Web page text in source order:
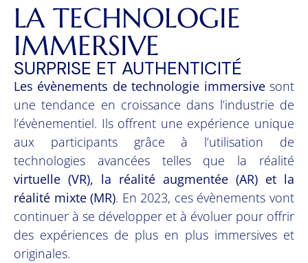
LA TECHNOLOGIE
IMMERSIVE
SURPRISE ET AUTHENTICITÉ
Les évènements de technologie immersivesont
une tendance en croissance dans l’industrie de
l’évènementiel. Ils offrent une expérience unique
aux participants grâce à l’utilisation de
technologies avancées telles que la réalité
virtuelle (VR), la réalité augmentée (AR) et la
réalité mixte (MR). En 2023, ces évènements vont
continuer à se développer et à évoluer pour offrir
des expériences de plus en plus immersives et
originales.